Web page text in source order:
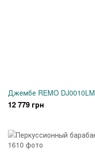
Джембе REMO DJ0010LM
12 779 грн